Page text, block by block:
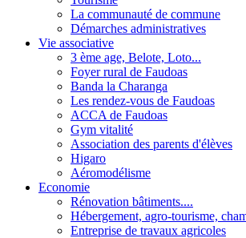
La communauté de commune
Démarches administratives
Vie associative
3 ème age, Belote, Loto...
Foyer rural de Faudoas
Banda la Charanga
Les rendez-vous de Faudoas
ACCA de Faudoas
Gym vitalité
Association des parents d'élèves
Higaro
Aéromodélisme
Economie
Rénovation bâtiments....
Hébergement, agro-tourisme,
Entreprise de travaux agricoles